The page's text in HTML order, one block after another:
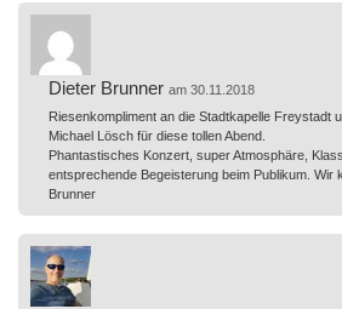
Dieter Brunner am 30.11.2018
Riesenkompliment an die Stadtkapelle Freystadt
Michael Lösch für diese tollen Abend.
Phantastisches Konzert, super Atmosphäre,
entsprechende Begeisterung beim Publikum. Wir
Brunner